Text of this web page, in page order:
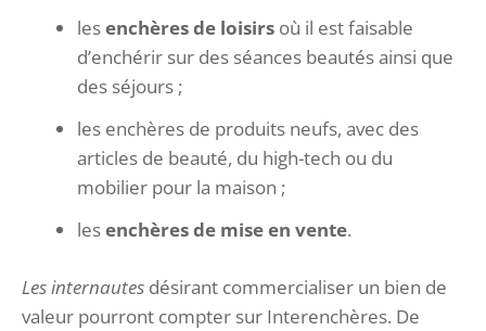
lesenchères de loisirs où il est faisable
d’enchérir sur des séances beautés ainsi que
des séjours ;
les enchères de produits neufs, avec des
articles de beauté, du high-tech ou du
mobilier pour la maison ;
lesenchères de mise en vente.
Les internautes désirant commercialiser un bien de
valeur pourront compter sur Interenchères. De